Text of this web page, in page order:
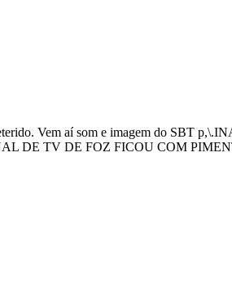
Vem aí som e imagem do SBT
DE TV DE FOZ FICOU COM